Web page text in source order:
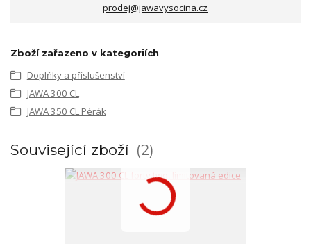
prodej@jawavysocina.cz
Zboží zařazeno v kategoriích
Doplňky a příslušenství
JAWA 300 CL
JAWA 350 CL Pérák
Související zboží 2